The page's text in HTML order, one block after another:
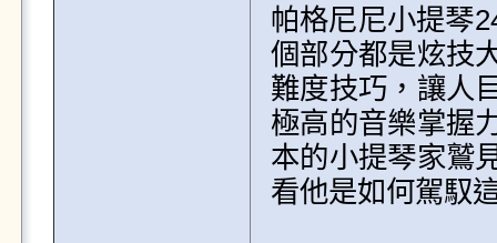
帕格尼尼小提琴
個部分都是炫技
難度技巧，讓人
極高的音樂掌握
本的小提琴家鷲
看他是如何駕馭